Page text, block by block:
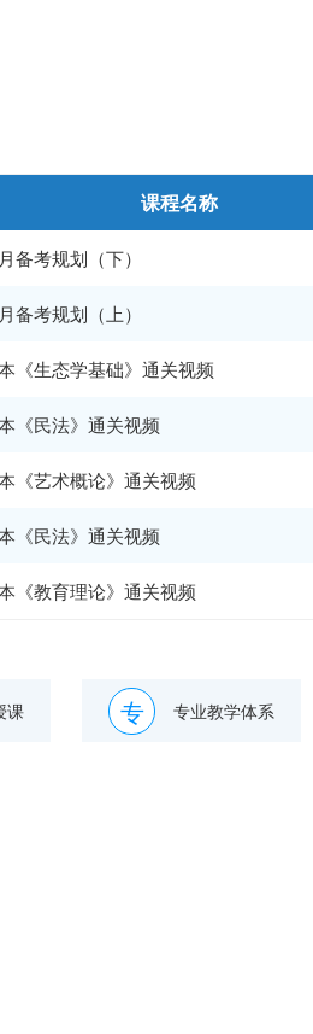
课程名称
备考规划（下）
备考规划（上）
《生态学基础》通关视频
《民法》通关视频
《艺术概论》通关视频
《民法》通关视频
《教育理论》通关视频
课 专 专业教学体系